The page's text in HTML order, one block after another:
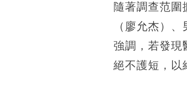
隨著調查范圍
（廖允杰）
強調，若發現
絕不護短，以